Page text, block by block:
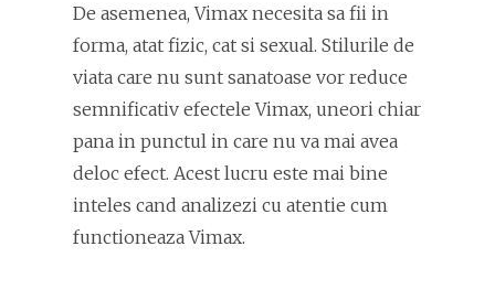
De asemenea, Vimax necesita sa fii in
forma, atat fizic, cat si sexual. Stilurile de
viata care nu sunt sanatoase vor reduce
semnificativ efectele Vimax, uneori chiar
pana in punctul in care nu va mai avea
deloc efect. Acest lucru este mai bine
inteles cand analizezi cu atentie cum
functioneaza Vimax.